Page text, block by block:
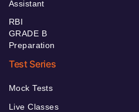
Assistant
RBI
GRADE B
Preparation
Test Series
Mock Tests
Live Classes